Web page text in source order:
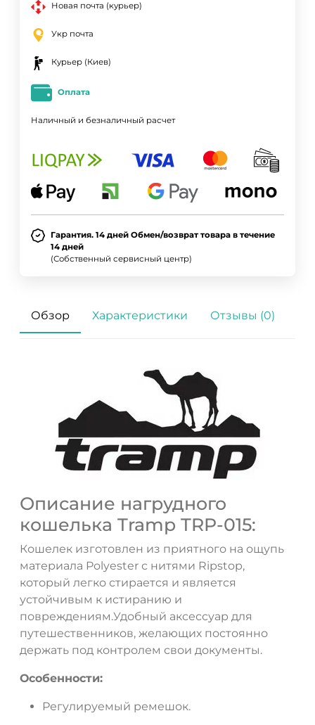
Новая почта (курьер)
Укр почта
Курьер (Киев)
Оплата
Наличный и безналичный расчет
Гарантия. 14 дней Обмен/возврат товара в течение
14 дней
(Собственный сервисный центр)
Обзор Характеристики Отзывы (0)
Описание нагрудного
кошелька Tramp TRP-015:
Кошелек изготовлен из приятного на ощупь
материала Polyester с нитями Ripstop,
который легко стирается и является
устойчивым к истиранию и
повреждениям.Удобный аксессуар для
путешественников, желающих постоянно
держать под контролем свои документы.
Особенности:
Регулируемый ремешок.